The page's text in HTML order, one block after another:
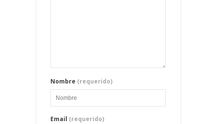
Nombre (requerido)
Email (requerido)